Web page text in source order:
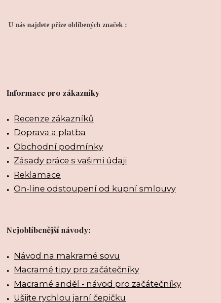
U nás najdete příze oblíbených značek :
Informace pro zákazníky
Recenze zákazníků
Doprava a platba
Obchodní podmínky
Zásady práce s vašimi údaji
Reklamace
On-line odstoupení od kupní smlouvy
Nejoblíbenější návody:
Návod na makramé sovu
Macramé tipy pro začátečníky
Macramé anděl - návod pro začátečníky
Ušijte rychlou jarní čepičku